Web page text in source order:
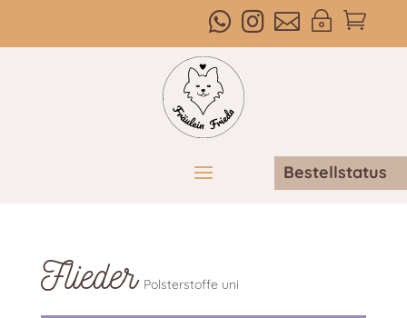

~



Bestellstatus
Flieder Polsterstoffe uni